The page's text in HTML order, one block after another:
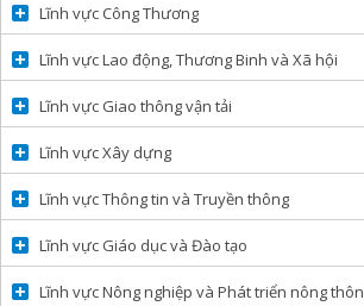
Lĩnh vực Công Thương
Lĩnh vực Lao động, Thương Binh và Xã hội
Lĩnh vực Giao thông vận tải
Lĩnh vực Xây dựng
Lĩnh vực Thông tin và Truyền thông
Lĩnh vực Giáo dục và Đào tạo
Lĩnh vực Nông nghiệp và Phát triển nông thôn